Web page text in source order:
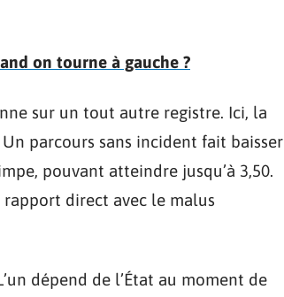
on tourne à gauche ?
sur un tout autre registre. Ici, la
parcours sans incident fait baisser
pouvant atteindre jusqu’à 3,50.
rapport direct avec le malus
dépend de l’État au moment de